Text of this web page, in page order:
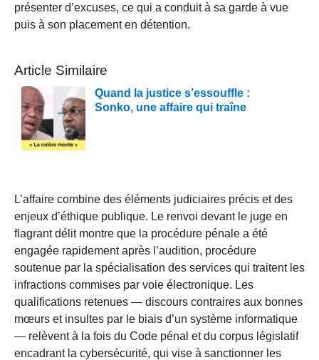
présenter d’excuses, ce qui a conduit à sa garde à vue
puis à son placement en détention.
Article Similaire
Quand la justice s’essouffle :
Sonko, une affaire qui traîne
L’affaire combine des éléments judiciaires précis et des
enjeux d’éthique publique. Le renvoi devant le juge en
flagrant délit montre que la procédure pénale a été
engagée rapidement après l’audition, procédure
soutenue par la spécialisation des services qui traitent les
infractions commises par voie électronique. Les
qualifications retenues — discours contraires aux bonnes
mœurs et insultes par le biais d’un système informatique
— relèvent à la fois du Code pénal et du corpus législatif
encadrant la cybersécurité, qui vise à sanctionner les